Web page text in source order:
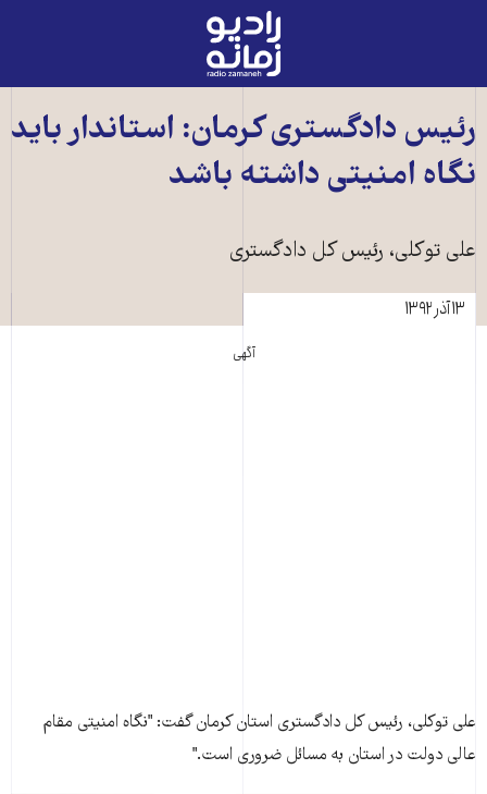
رادیو
زمانه
صفحه
اصلی
رئيس دادگستری کرمان: استاندار بايد
نگاه امنيتی داشته باشد
علی توکلی، رئيس کل دادگستری
۱۳ آذر ۱۳۹۲
آگهی
علی توکلی، رئيس کل دادگستری استان کرمان گفت: "نگاه امنيتی مقام
عالی دولت در استان به مسائل ضروری است."